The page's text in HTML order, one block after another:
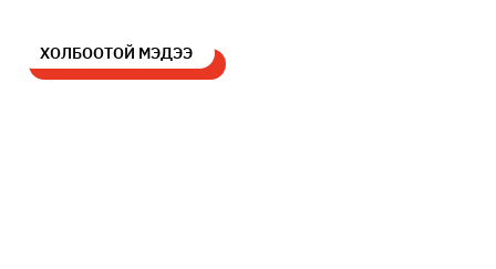
ХОЛБООТОЙ МЭДЭЭ